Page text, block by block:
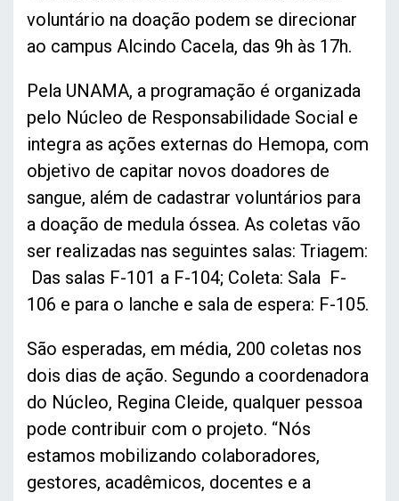
voluntário na doação podem se direcionar
ao campus Alcindo Cacela, das 9h às 17h.
Pela UNAMA, a programação é organizada
pelo Núcleo de Responsabilidade Social e
integra as ações externas do Hemopa, com
objetivo de capitar novos doadores de
sangue, além de cadastrar voluntários para
a doação de medula óssea. As coletas vão
ser realizadas nas seguintes salas: Triagem:
Das salas F-101 a F-104; Coleta: Sala F-
106 e para o lanche e sala de espera: F-105.
São esperadas, em média, 200 coletas nos
dois dias de ação. Segundo a coordenadora
do Núcleo, Regina Cleide, qualquer pessoa
pode contribuir com o projeto. “Nós
estamos mobilizando colaboradores,
gestores, acadêmicos, docentes e a